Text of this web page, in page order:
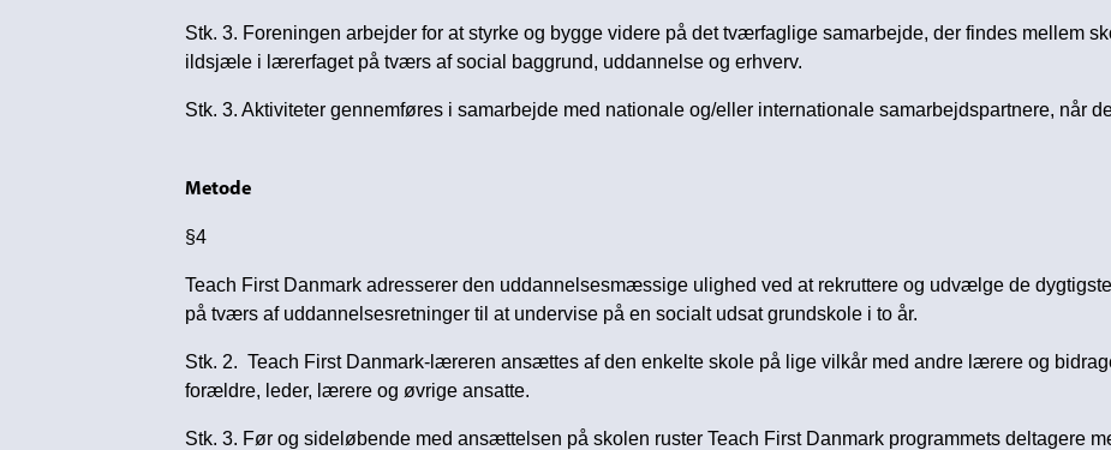
Stk. 3. Foreningen arbejder for at styrke og bygge videre på det tværfaglige samarbejde, der findes mellem
ildsjæle i lærerfaget på tværs af social baggrund, uddannelse og erhverv.
Stk. 3. Aktiviteter gennemføres i samarbejde med nationale og/eller internationale samarbejdspartnere, når
Metode
§4
Teach First Danmark adresserer den uddannelsesmæssige ulighed ved at rekruttere og udvælge de
på tværs af uddannelsesretninger til at undervise på en socialt udsat grundskole i to år.
Stk. 2. Teach First Danmark-læreren ansættes af den enkelte skole på lige vilkår med andre lærere og
forældre, leder, lærere og øvrige ansatte.
Stk. 3. Før og sideløbende med ansættelsen på skolen ruster Teach First Danmark programmets deltagere